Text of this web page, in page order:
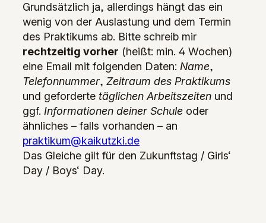
Grundsätzlich ja, allerdings hängt das ein
wenig von der Auslastung und dem Termin
des Praktikums ab. Bitte schreib mir
rechtzeitig vorher (heißt: min. 4 Wochen)
eine Email mit folgenden Daten: Name,
Telefonnummer, Zeitraum des Praktikums
und geforderte täglichen Arbeitszeiten und
ggf. Informationen deiner Schule oder
ähnliches – falls vorhanden – an
praktikum@kaikutzki.de
Das Gleiche gilt für den Zukunftstag / Girls‘
Day / Boys‘ Day.